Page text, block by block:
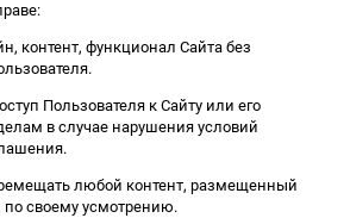
контент, функционал Сайта без
Пользователя к Сайту или его
в случае нарушения условий
любой контент, размещенный
по своему усмотрению.